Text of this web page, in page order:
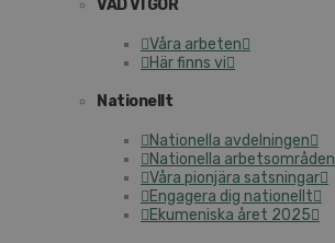
VAD VI GÖR
Våra arbeten
Här finns vi
Nationellt
Nationella avdelningen
Nationella arbetsområden
Våra pionjära satsningar
Engagera dig nationellt
Ekumeniska året 2025